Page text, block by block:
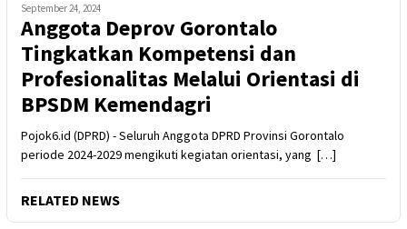
September 24, 2024
Anggota Deprov Gorontalo
Tingkatkan Kompetensi dan
Profesionalitas Melalui Orientasi di
BPSDM Kemendagri
Pojok6.id (DPRD) - Seluruh Anggota DPRD Provinsi Gorontalo
periode 2024-2029 mengikuti kegiatan orientasi, yang […]
RELATED NEWS